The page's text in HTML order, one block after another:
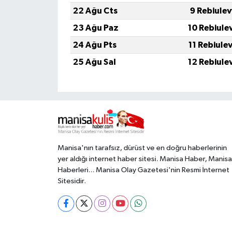
22 Ağu Cts
9
23 Ağu Paz
10
24 Ağu Pts
11
25 Ağu Sal
12
Manisa'nın tarafsız, dürüst ve en doğru haberlerinin
yer aldığı internet haber sitesi. Manisa Haber, Manisa
Haberleri... Manisa Olay Gazetesi'nin Resmi İnternet
Sitesidir.